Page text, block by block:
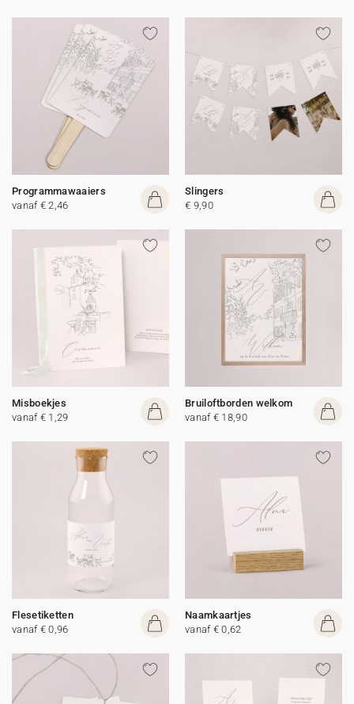
Programmawaaiers
vanaf € 2,46
Slingers
€ 9,90
Misboekjes
vanaf € 1,29
Bruiloftborden welkom
vanaf € 18,90
Flesetiketten
vanaf € 0,96
Naamkaartjes
vanaf € 0,62